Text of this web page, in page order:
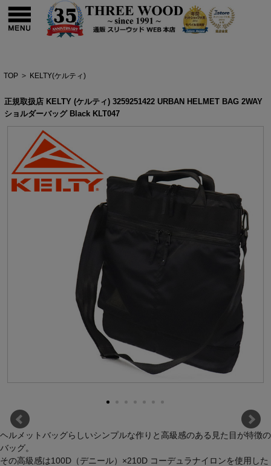
TOP > KELTY(ケルティ)
正規取扱店 KELTY (ケルティ) 3259251422 URBAN HELMET BAG 2WAY
ショルダーバッグ Black KLT047
ヘルメットバッグらしいシンプルな作りと高級感のある見た目が特徴の
バッグ。
その高級感は100D（デニール）×210D コーデュラナイロンを使用した